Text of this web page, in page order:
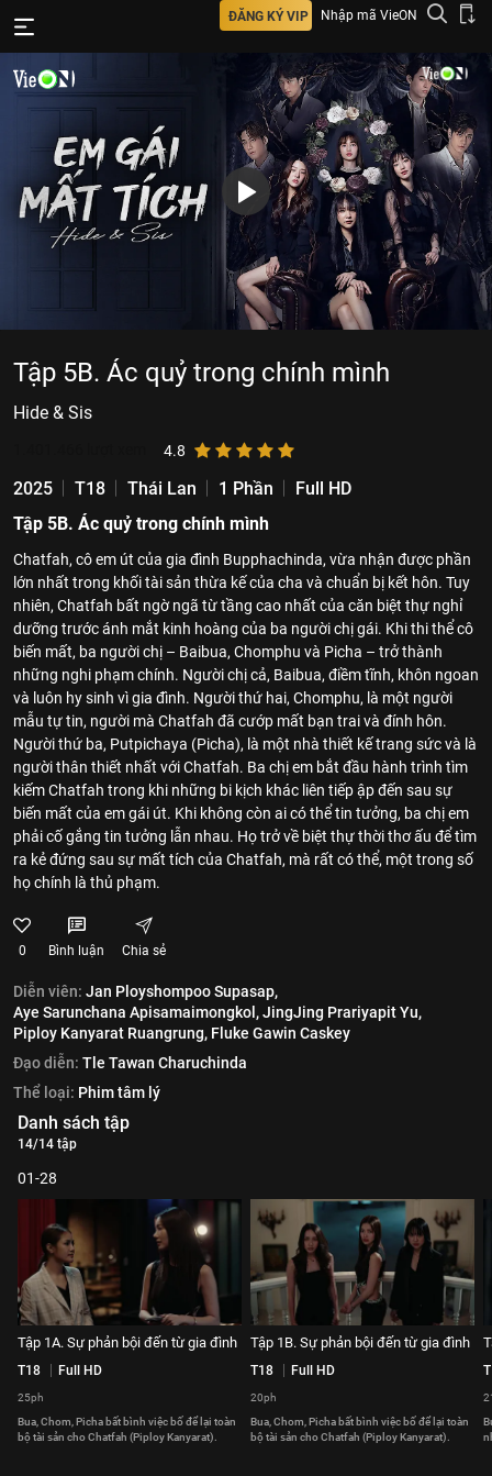
ĐĂNG KÝ VIP Nhập mã VieON
Tập 5B. Ác quỷ trong chính mình
Hide & Sis
4.8
2025 T18 Thái Lan 1 Phần
Full HD
Tập 5B. Ác quỷ trong chính mình
Chatfah, cô em út của gia đình Bupphachinda, vừa nhận được phần
lớn nhất trong khối tài sản thừa kế của cha và chuẩn bị kết hôn. Tuy
nhiên, Chatfah bất ngờ ngã từ tầng cao nhất của căn biệt thự nghỉ
dưỡng trước ánh mắt kinh hoàng của ba người chị gái. Khi thi thể cô
biến mất, ba người chị – Baibua, Chomphu và Picha – trở thành
những nghi phạm chính. Người chị cả, Baibua, điềm tĩnh, khôn ngoan
và luôn hy sinh vì gia đình. Người thứ hai, Chomphu, là một người
mẫu tự tin, người mà Chatfah đã cướp mất bạn trai và đính hôn.
Người thứ ba, Putpichaya (Picha), là một nhà thiết kế trang sức và là
người thân thiết nhất với Chatfah. Ba chị em bắt đầu hành trình tìm
kiếm Chatfah trong khi những bi kịch khác liên tiếp ập đến sau sự
biến mất của em gái út. Khi không còn ai có thể tin tưởng, ba chị em
phải cố gắng tin tưởng lẫn nhau. Họ trở về biệt thự thời thơ ấu để tìm
ra kẻ đứng sau sự mất tích của Chatfah, mà rất có thể, một trong số
họ chính là thủ phạm.
0 Bình luận Chia sẻ
Diễn viên: Jan Ployshompoo Supasap,
Aye Sarunchana Apisamaimongkol,JingJing Prariyapit Yu,
Piploy Kanyarat Ruangrung, Fluke Gawin Caskey
Đạo diễn: Tle Tawan Charuchinda
Thể loại: Phim tâm lý
Danh sách tập
14/14 tập
01-28
Tập 1A. Sự phản bội đến từ gia đình
T18 Full HD
25ph
Bua, Chom, Picha bất bình việc bố để lại toàn
bộ tài sản cho Chatfah (Piploy Kanyarat).
Tập 1B. Sự phản bội đến từ gia đình
T18 Full HD
20ph
Bua, Chom, Picha bất bình việc bố để lại toàn
bộ tài sản cho Chatfah (Piploy Kanyarat).